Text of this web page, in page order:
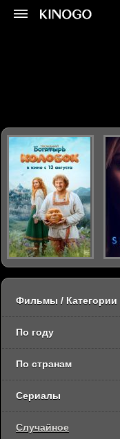
Фильмы / Категории
По году
По странам
Сериалы
Случайное